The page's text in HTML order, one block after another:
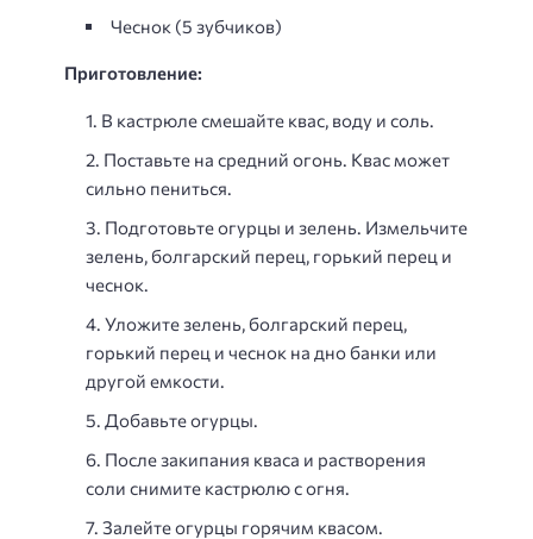
Чеснок (5 зубчиков)
Приготовление:
В кастрюле смешайте квас, воду и соль.
Поставьте на средний огонь. Квас может
сильно пениться.
Подготовьте огурцы и зелень. Измельчите
зелень, болгарский перец, горький перец и
чеснок.
Уложите зелень, болгарский перец,
горький перец и чеснок на дно банки или
другой емкости.
Добавьте огурцы.
После закипания кваса и растворения
соли снимите кастрюлю с огня.
Залейте огурцы горячим квасом.